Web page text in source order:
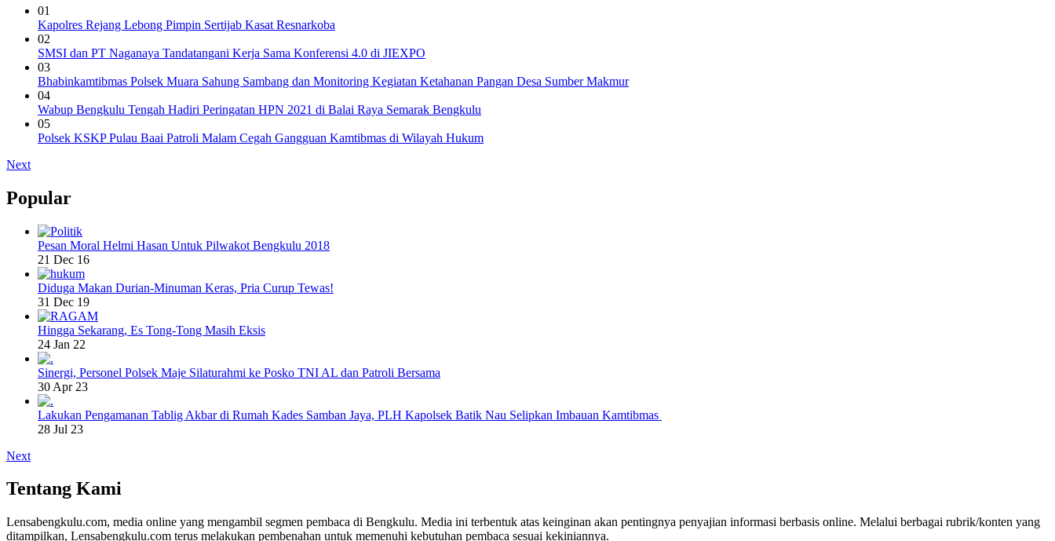
01
Kapolres Rejang Lebong Pimpin Sertijab Kasat Resnarkoba
02
SMSI dan PT Naganaya Tandatangani Kerja Sama Konferensi 4.0 di JIEXPO
03
Bhabinkamtibmas Polsek Muara Sahung Sambang dan Monitoring Kegiatan Ketahanan Pangan Desa Sumber Makmur
04
Wabup Bengkulu Tengah Hadiri Peringatan HPN 2021 di Balai Raya Semarak Bengkulu
05
Polsek KSKP Pulau Baai Patroli Malam Cegah Gangguan Kamtibmas di Wilayah Hukum
Next
Popular
Pesan Moral Helmi Hasan Untuk Pilwakot Bengkulu 2018
21 Dec 16
Diduga Makan Durian-Minuman Keras, Pria Curup Tewas!
31 Dec 19
Hingga Sekarang, Es Tong-Tong Masih Eksis
24 Jan 22
Sinergi, Personel Polsek Maje Silaturahmi ke Posko TNI AL dan Patroli Bersama
30 Apr 23
Lakukan Pengamanan Tablig Akbar di Rumah Kades Samban Jaya, PLH Kapolsek Batik Nau Selipkan Imbauan Kamtibmas
28 Jul 23
Next
Tentang Kami
Lensabengkulu.com, media online yang mengambil segmen pembaca di Bengkulu. Media ini terbentuk atas keinginan akan pentingnya penyajian informasi berbasis online. Melalui berbagai rubrik/konten yang
ditampilkan, Lensabengkulu.com terus melakukan pembenahan untuk memenuhi kebutuhan pembaca sesuai kekiniannya.